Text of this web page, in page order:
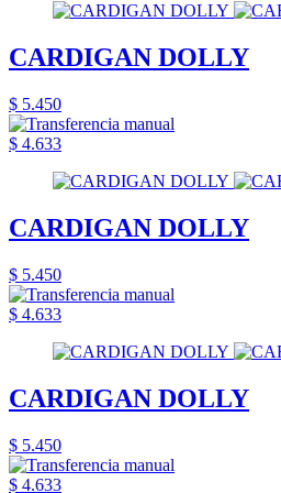
CARDIGAN DOLLY
$ 5.450
$ 4.633
CARDIGAN DOLLY
$ 5.450
$ 4.633
CARDIGAN DOLLY
$ 5.450
$ 4.633